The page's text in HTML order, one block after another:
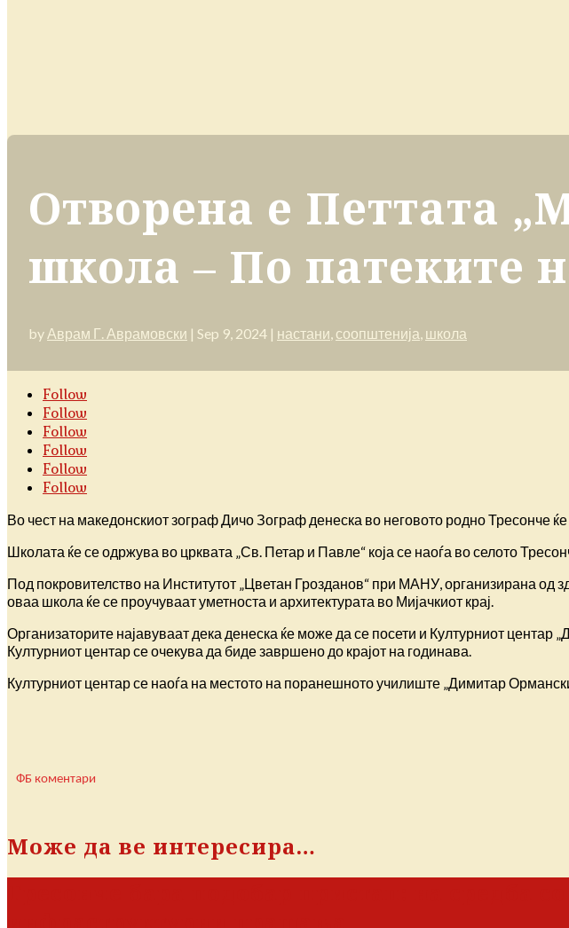
Отворена е Петтата
школа – По патеките
by Аврам Г. Аврамовски | Sep 9, 2024 | настани соопштенија школа
Follow
Follow
Follow
Follow
Follow
Follow
Во чест на македонскиот зограф Дичо Зограф денеска во неговото родно Тресонче
Школата ќе се одржува во црквата „Св. Петар и Павле“ која се наоѓа во селото
Под покровителство на Институтот „Цветан Грозданов“ при МАНУ, организирана
оваа школа ќе се проучуваат уметноста и архитектурата во Мијачкиот крај.
Организаторите најавуваат дека денеска ќе може да се посети и Културниот
Културниот центар се очекува да биде завршено до крајот на годинава.
Културниот центар се наоѓа на местото на поранешното училиште „Димитар
ФБ коментари
Може да ве интересира…